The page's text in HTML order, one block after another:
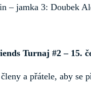
– jamka 3: Doubek
Turnaj #2 – 15.
a přátele, aby se